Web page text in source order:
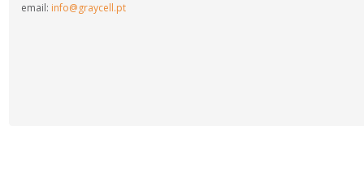
email: info@graycell.pt